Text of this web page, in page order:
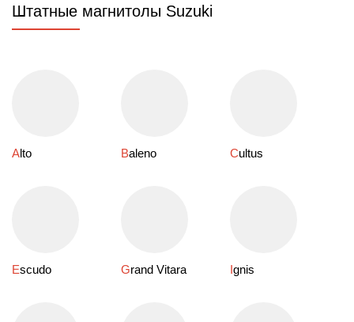
Штатные магнитолы Suzuki
Alto Baleno Cultus
Escudo Grand Vitara Ignis